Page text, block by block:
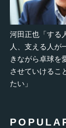
河田正也「する
人、支える人が
きながら卓球を
させていけるこ
たい」